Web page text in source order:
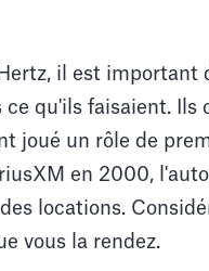
il est important
qu'ils faisaient. Ils
joué un rôle de
en 2000,
locations.
vous la rendez.